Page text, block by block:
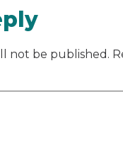
not be published.